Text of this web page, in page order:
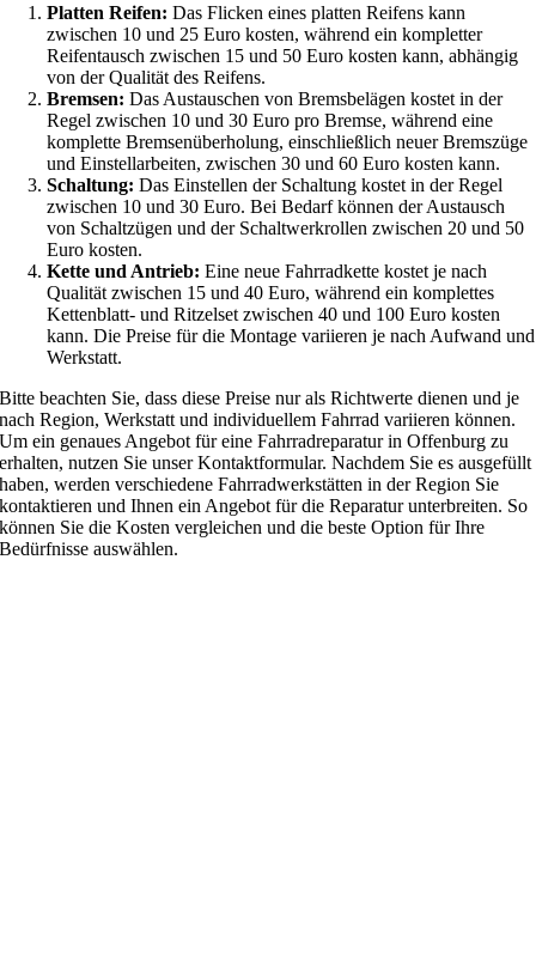
Platten Reifen: Das Flicken eines platten Reifens kann
zwischen 10 und 25 Euro kosten, während ein kompletter
Reifentausch zwischen 15 und 50 Euro kosten kann, abhängig
von der Qualität des Reifens.
Bremsen: Das Austauschen von Bremsbelägen kostet in der
Regel zwischen 10 und 30 Euro pro Bremse, während eine
komplette Bremsenüberholung, einschließlich neuer Bremszüge
und Einstellarbeiten, zwischen 30 und 60 Euro kosten kann.
Schaltung: Das Einstellen der Schaltung kostet in der Regel
zwischen 10 und 30 Euro. Bei Bedarf können der Austausch
von Schaltzügen und der Schaltwerkrollen zwischen 20 und 50
Euro kosten.
Kette und Antrieb: Eine neue Fahrradkette kostet je nach
Qualität zwischen 15 und 40 Euro, während ein komplettes
Kettenblatt- und Ritzelset zwischen 40 und 100 Euro kosten
kann. Die Preise für die Montage variieren je nach Aufwand und
Werkstatt.
Bitte beachten Sie, dass diese Preise nur als Richtwerte dienen und je
nach Region, Werkstatt und individuellem Fahrrad variieren können.
Um ein genaues Angebot für eine Fahrradreparatur in Offenburg zu
erhalten, nutzen Sie unser Kontaktformular. Nachdem Sie es ausgefüllt
haben, werden verschiedene Fahrradwerkstätten in der Region Sie
kontaktieren und Ihnen ein Angebot für die Reparatur unterbreiten. So
können Sie die Kosten vergleichen und die beste Option für Ihre
Bedürfnisse auswählen.